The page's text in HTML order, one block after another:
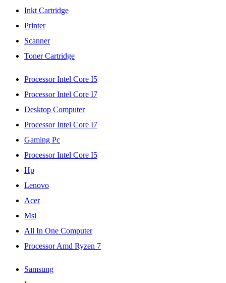
Inkt Cartridge
Printer
Scanner
Toner Cartridge
Processor Intel Core I5
Processor Intel Core I7
Desktop Computer
Processor Intel Core I7
Gaming Pc
Processor Intel Core I5
Hp
Lenovo
Acer
Msi
All In One Computer
Processor Amd Ryzen 7
Samsung